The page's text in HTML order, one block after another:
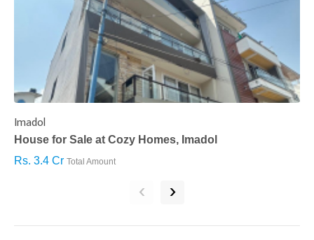
Imadol
House for Sale at Cozy Homes, Imadol
Rs. 3.4 Cr Total Amount
‹ ›